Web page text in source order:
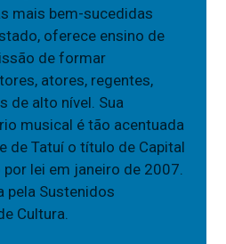
mais bem-sucedidas
oferece ensino de
de formar
atores, regentes,
de alto nível. Sua
musical é tão acentuada
de Tatuí o título de Capital
lei em janeiro de 2007.
pela Sustenidos
Cultura.